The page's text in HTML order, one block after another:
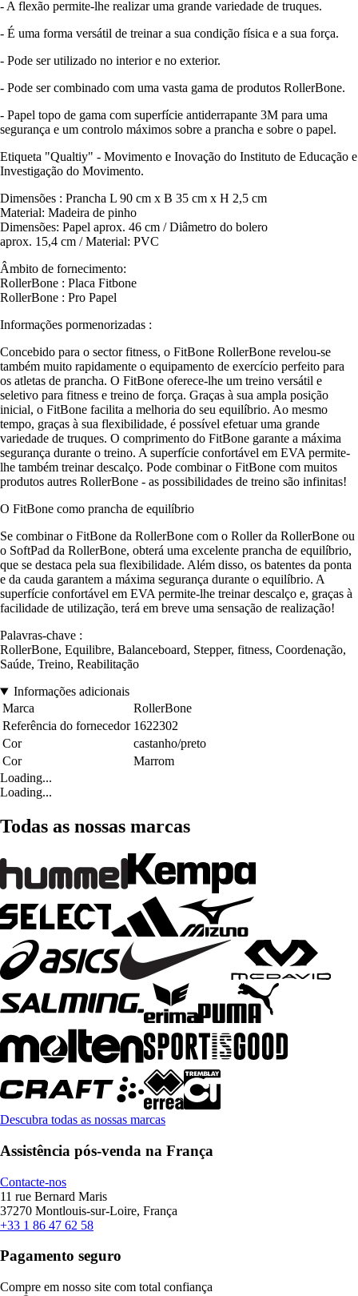
- A flexão permite-lhe realizar uma grande variedade de truques.
- É uma forma versátil de treinar a sua condição física e a sua força.
- Pode ser utilizado no interior e no exterior.
- Pode ser combinado com uma vasta gama de produtos RollerBone.
- Papel topo de gama com superfície antiderrapante 3M para uma
segurança e um controlo máximos sobre a prancha e sobre o papel.
Etiqueta "Qualtiy" - Movimento e Inovação do Instituto de Educação e
Investigação do Movimento.
Dimensões : Prancha L 90 cm x B 35 cm x H 2,5 cm
Material: Madeira de pinho
Dimensões: Papel aprox. 46 cm / Diâmetro do bolero
aprox. 15,4 cm / Material: PVC
Âmbito de fornecimento:
RollerBone : Placa Fitbone
RollerBone : Pro Papel
Informações pormenorizadas :
Concebido para o sector fitness, o FitBone RollerBone revelou-se
também muito rapidamente o equipamento de exercício perfeito para
os atletas de prancha. O FitBone oferece-lhe um treino versátil e
seletivo para fitness e treino de força. Graças à sua ampla posição
inicial, o FitBone facilita a melhoria do seu equilíbrio. Ao mesmo
tempo, graças à sua flexibilidade, é possível efetuar uma grande
variedade de truques. O comprimento do FitBone garante a máxima
segurança durante o treino. A superfície confortável em EVA permite-
lhe também treinar descalço. Pode combinar o FitBone com muitos
produtos autres RollerBone - as possibilidades de treino são infinitas!
O FitBone como prancha de equilíbrio
Se combinar o FitBone da RollerBone com o Roller da RollerBone ou
o SoftPad da RollerBone, obterá uma excelente prancha de equilíbrio,
que se destaca pela sua flexibilidade. Além disso, os batentes da ponta
e da cauda garantem a máxima segurança durante o equilíbrio. A
superfície confortável em EVA permite-lhe treinar descalço e, graças à
facilidade de utilização, terá em breve uma sensação de realização!
Palavras-chave :
RollerBone, Equilibre, Balanceboard, Stepper, fitness, Coordenação,
Saúde, Treino, Reabilitação
Informações adicionais
Marca
RollerBone
Referência do fornecedor 1622302
Cor
castanho/preto
Cor
Marrom
Loading...
Loading...
Todas as nossas marcas
Descubra todas as nossas marcas
Assistência pós-venda na França
Contacte-nos
11 rue Bernard Maris
37270 Montlouis-sur-Loire, França
+33 1 86 47 62 58
Pagamento seguro
Compre em nosso site com total confiança